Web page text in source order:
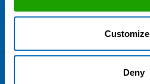
Customize
Deny
Öffnungszeiten Zentrale:
Mo. - Do. 7:00 - 16:00 Uhr